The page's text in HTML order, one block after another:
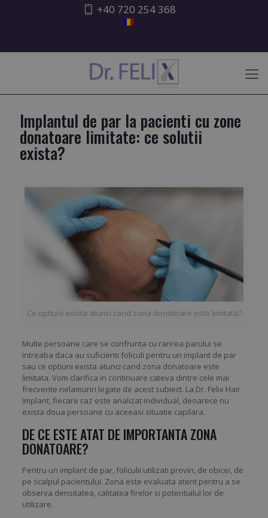
+40 720 254 368
Implantul de par la pacienti cu zone
donatoare limitate: ce solutii
exista?
Ce optiuni exista atunci cand zona donatoare este limitata?
Multe persoane care se confrunta cu rarirea parului se
intreaba daca au suficienti foliculi pentru un implant de par
sau ce optiuni exista atunci cand zona donatoare este
limitata. Vom clarifica in continuare cateva dintre cele mai
frecvente nelamuriri legate de acest subiect. La Dr. Felix Hair
Implant, fiecare caz este analizat individual, deoarece nu
exista doua persoane cu aceeasi situatie capilara.
DE CE ESTE ATAT DE IMPORTANTA ZONA
DONATOARE?
Pentru un implant de par, foliculii utilizati provin, de obicei, de
pe scalpul pacientului. Zona este evaluata atent pentru a se
observa densitatea, calitatea firelor si potentialul lor de
utilizare.